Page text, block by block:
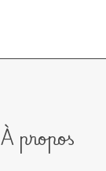
À propos